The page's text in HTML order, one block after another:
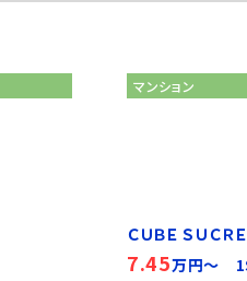
マンション
ＣＵＢＥ ＳＵＣＲ
7.45万円～